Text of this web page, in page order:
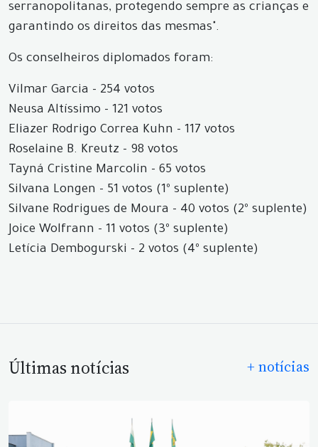
serranopolitanas, protegendo sempre as crianças e
garantindo os direitos das mesmas".
Os conselheiros diplomados foram:
Vilmar Garcia - 254 votos
Neusa Altíssimo - 121 votos
Eliazer Rodrigo Correa Kuhn - 117 votos
Roselaine B. Kreutz - 98 votos
Tayná Cristine Marcolin - 65 votos
Silvana Longen - 51 votos (1º suplente)
Silvane Rodrigues de Moura - 40 votos (2º suplente)
Joice Wolfrann - 11 votos (3º suplente)
Letícia Dembogurski - 2 votos (4º suplente)
Últimas notícias + notícias